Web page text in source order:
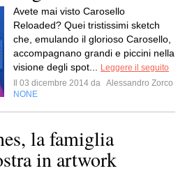
Avete mai visto Carosello
Reloaded? Quei tristissimi sketch
che, emulando il glorioso Carosello,
accompagnano grandi e piccini nella
visione degli spot...
Leggere il seguito
Il 03 dicembre 2014 da Alessandro Zorco
NONE
la famiglia
in artwork